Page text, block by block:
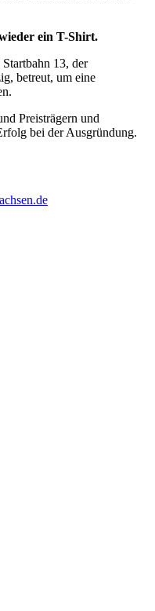
ein T-Shirt.
13, der
betreut, um eine
Preisträgern und
bei der Ausgründung.